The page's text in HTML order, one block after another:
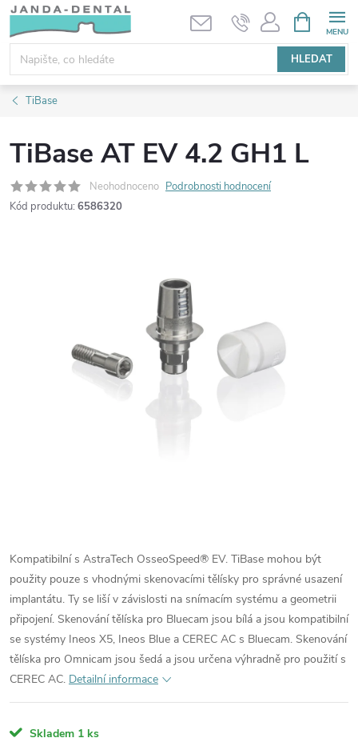
Přejít
obsah
HLEDAT
NÁKUPNÍ
KOŠÍK
TiBase
TiBase AT EV 4.2 GH1 L
Neohodnoceno Podrobnosti hodnocení
Kód produktu: 6586320
Kompatibilní s AstraTech OsseoSpeed® EV. TiBase mohou být
použity pouze s vhodnými skenovacími tělísky pro správné usazení
implantátu. Ty se liší v závislosti na snímacím systému a geometrii
připojení. Skenování tělíska pro Bluecam jsou bílá a jsou kompatibilní
se systémy Ineos X5, Ineos Blue a CEREC AC s Bluecam. Skenování
tělíska pro Omnicam jsou šedá a jsou určena výhradně pro použití s
CEREC AC. Detailní informace
Skladem 1 ks